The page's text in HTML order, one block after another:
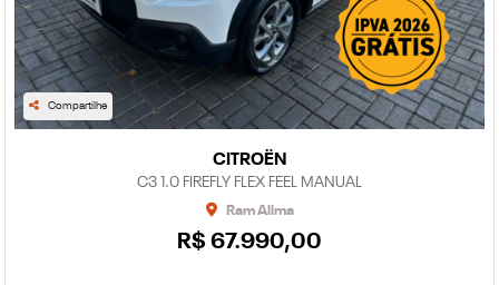
Compartilhe
CITROËN
C3 1.0 FIREFLY FLEX FEEL MANUAL
Ram Allma
R$ 67.990,00